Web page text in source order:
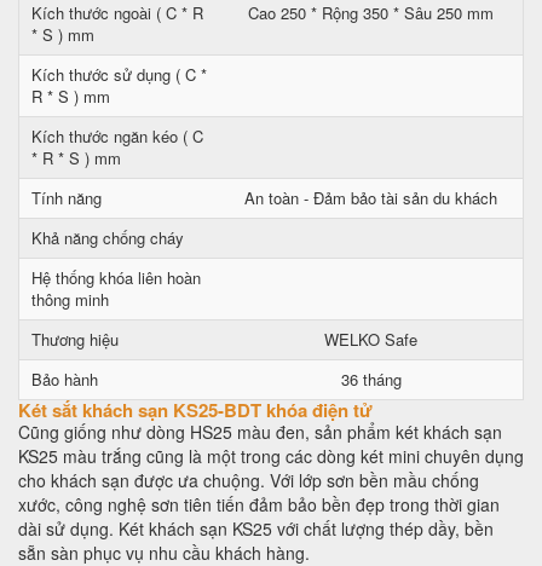
Kích thước ngoài ( C * R
* S ) mm
Cao 250 * Rộng 350 * Sâu 250 mm
Kích thước sử dụng ( C *
R * S ) mm
Kích thước ngăn kéo ( C
* R * S ) mm
Tính năng
An toàn - Đảm bảo tài sản du khách
Khả năng chống cháy
Hệ thống khóa liên hoàn
thông minh
Thương hiệu
WELKO Safe
Bảo hành
36 tháng
Két sắt khách sạn KS25-BDT khóa điện tử
Cũng giống như dòng HS25 màu đen, sản phẩm két khách sạn
KS25 màu trắng cũng là một trong các dòng két mini chuyên dụng
cho khách sạn được ưa chuộng. Với lớp sơn bền mầu chống
xước, công nghệ sơn tiên tiến đảm bảo bền đẹp trong thời gian
dài sử dụng. Két khách sạn KS25 với chất lượng thép dầy, bền
sẵn sàn phục vụ nhu cầu khách hàng.